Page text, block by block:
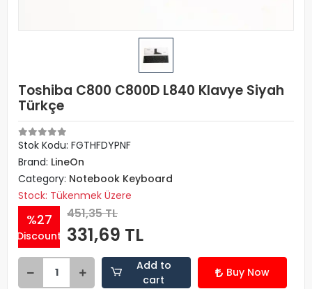
Toshiba C800 C800D L840 Klavye Siyah
Türkçe
Stok Kodu: FGTHFDYPNF
Brand: LineOn
Category: Notebook Keyboard
Stock: Tükenmek Üzere
%27
Discount
451,35 TL
331,69 TL
Add to
cart
Buy Now